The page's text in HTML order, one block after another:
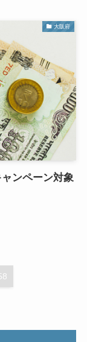
大阪府
ンペーン対象